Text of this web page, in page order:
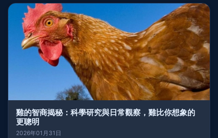
雞的智商揭秘：科學研究與日常觀察，雞比你想象的
更聰明
2026年01月31日